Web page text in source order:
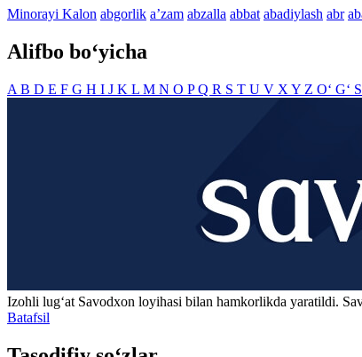
Minorayi Kalon abgorlik aʼzam abzalla abbat abadiylash abr
Alifbo bo‘yicha
A B D E F G H I J K L M N O PQ R S T U V X Y Z O‘ G‘
Izohli lugʻat Savodxon loyihasi bilan hamkorlikda yaratildi.
Batafsil